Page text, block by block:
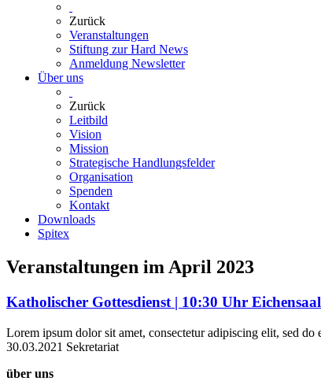
Zurück
Veranstaltungen
Stiftung zur Hard News
Anmeldung Newsletter
Über uns
Zurück
Leitbild
Vision
Mission
Strategische Handlungsfelder
Organisation
Spenden
Kontakt
Downloads
Spitex
Veranstaltungen im April 2023
Katholischer Gottesdienst | 10:30 Uhr Eichensaal
Lorem ipsum dolor sit amet, consectetur adipiscing elit, sed
30.03.2021 Sekretariat
über uns